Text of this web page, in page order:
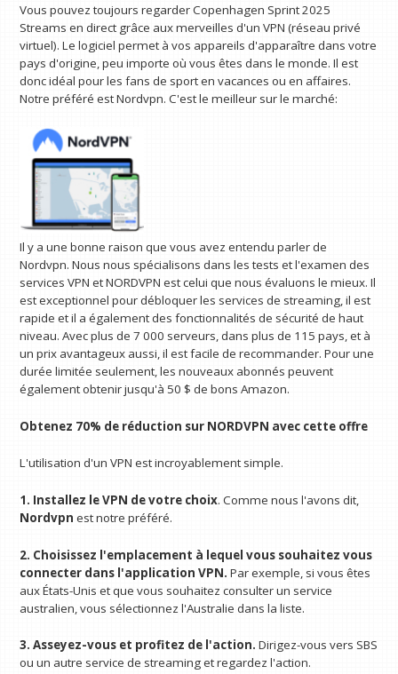
Vous pouvez toujours regarder Copenhagen Sprint 2025
Streams en direct grâce aux merveilles d'un VPN (réseau privé
virtuel). Le logiciel permet à vos appareils d'apparaître dans votre
pays d'origine, peu importe où vous êtes dans le monde. Il est
donc idéal pour les fans de sport en vacances ou en affaires.
Notre préféré est Nordvpn. C'est le meilleur sur le marché:
Il y a une bonne raison que vous avez entendu parler de
Nordvpn. Nous nous spécialisons dans les tests et l'examen des
services VPN et NORDVPN est celui que nous évaluons le mieux. Il
est exceptionnel pour débloquer les services de streaming, il est
rapide et il a également des fonctionnalités de sécurité de haut
niveau. Avec plus de 7 000 serveurs, dans plus de 115 pays, et à
un prix avantageux aussi, il est facile de recommander. Pour une
durée limitée seulement, les nouveaux abonnés peuvent
également obtenir jusqu'à 50 $ de bons Amazon.
Obtenez 70% de réduction sur NORDVPN avec cette offre
L'utilisation d'un VPN est incroyablement simple.
1. Installez le VPN de votre choix. Comme nous l'avons dit,
Nordvpn est notre préféré.
2. Choisissez l'emplacement à lequel vous souhaitez vous
connecter dans l'application VPN.Par exemple, si vous êtes
aux États-Unis et que vous souhaitez consulter un service
australien, vous sélectionnez l'Australie dans la liste.
3. Asseyez-vous et profitez de l'action.Dirigez-vous vers SBS
ou un autre service de streaming et regardez l'action.